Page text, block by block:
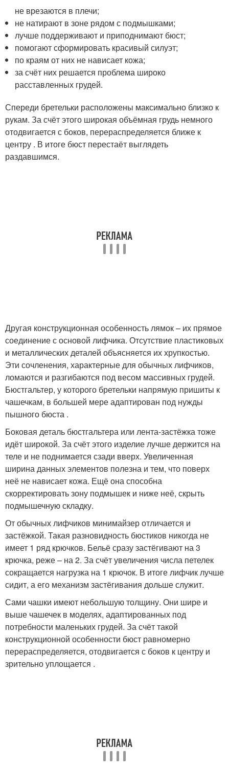
не врезаются в плечи;
не натирают в зоне рядом с подмышками;
лучше поддерживают и приподнимают бюст;
помогают сформировать красивый силуэт;
по краям от них не нависает кожа;
за счёт них решается проблема широко
расставленных грудей.
Спереди бретельки расположены максимально близко к
рукам. За счёт этого широкая объёмная грудь немного
отодвигается с боков, перераспределяется ближе к
центру . В итоге бюст перестаёт выглядеть
раздавшимся.
Другая конструкционная особенность лямок – их прямое
соединение с основой лифчика. Отсутствие пластиковых
и металлических деталей объясняется их хрупкостью.
Эти сочленения, характерные для обычных лифчиков,
ломаются и разгибаются под весом массивных грудей.
Бюстгальтер, у которого бретельки напрямую пришиты к
чашечкам, в большей мере адаптирован под нужды
пышного бюста .
Боковая деталь бюстгальтера или лента-застёжка тоже
идёт широкой. За счёт этого изделие лучше держится на
теле и не поднимается сзади вверх. Увеличенная
ширина данных элементов полезна и тем, что поверх
неё не нависает кожа. Ещё она способна
скорректировать зону подмышек и ниже неё, скрыть
подмышечную складку.
От обычных лифчиков минимайзер отличается и
застёжкой. Такая разновидность бюстиков никогда не
имеет 1 ряд крючков. Бельё сразу застёгивают на 3
крючка, реже – на 2. За счёт увеличения числа петелек
сокращается нагрузка на 1 крючок. В итоге лифчик лучше
сидит, а его механизм застёгивания дольше служит.
Сами чашки имеют небольшую толщину. Они шире и
выше чашечек в моделях, адаптированных под
потребности маленьких грудей. За счёт такой
конструкционной особенности бюст равномерно
перераспределяется, отодвигается с боков к центру и
зрительно уплощается .